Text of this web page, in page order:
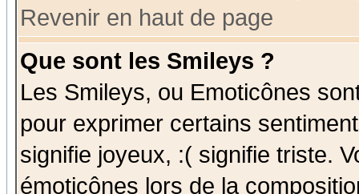
Revenir en haut de page
Que sont les Smileys ?
Les Smileys, ou Emoticônes
pour exprimer certains
signifie joyeux, :( signifie triste.
émoticônes lors de la